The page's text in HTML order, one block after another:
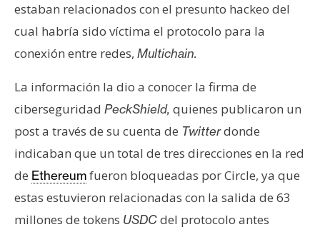
N
o
t
s
d
e
r
e
n
s
estaban relacionados con el presunto hackeo del
cual habría sido víctima el protocolo para la
conexión entre redes, Multichain.
La información la dio a conocer la firma de
ciberseguridad PeckShield, quienes publicaron un
post a través de su cuenta de Twitterdonde
indicaban que un total de tres direcciones en la red
de Ethereumfueron bloqueadas por Circle, ya que
estas estuvieron relacionadas con la salida de 63
millones de tokens USDCdel protocolo antes